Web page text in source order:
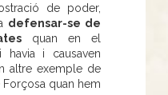
de poder,
defensar-se de
quan en el
havia i causaven
altre exemple de
quan hem